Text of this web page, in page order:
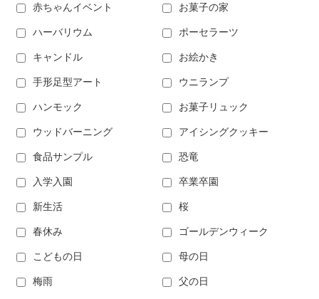
赤ちゃんイベント お菓子の家
ハーバリウム ポーセラーツ
キャンドル お絵かき
手形足型アート ウニランプ
ハンモック お菓子リュック
ウッドバーニング アイシングクッキー
食品サンプル 恐竜
入学入園 卒業卒園
新生活 桜
春休み ゴールデンウィーク
こどもの日 母の日
梅雨 父の日